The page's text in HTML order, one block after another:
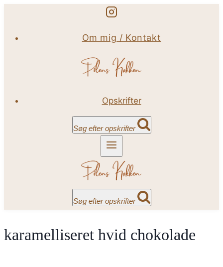
indhold
Om mig / Kontakt
Opskrifter
Søg efter opskrifter
Søg efter opskrifter
karamelliseret hvid chokolade